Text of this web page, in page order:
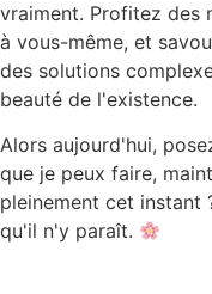
vraiment. Profitez des
à vous-même, et
des solutions
beauté de l'existence.
Alors aujourd'hui,
que je peux faire,
pleinement cet instant
qu'il n'y paraît.